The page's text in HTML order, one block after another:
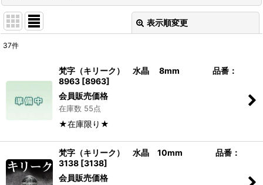
表示順変更
37件
梵字（キリーク） 水晶 8mm 品番：
8963 [8963]
会員販売価格
在庫数 55点
★在庫限り★
梵字（キリーク） 水晶 10mm 品番：
3138 [3138]
会員販売価格